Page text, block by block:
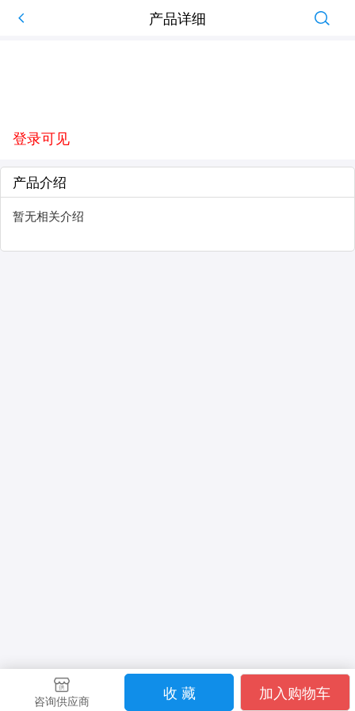
产品详细
登录可见
产品介绍
暂无相关介绍
咨询供应商 收 藏 加入购物车